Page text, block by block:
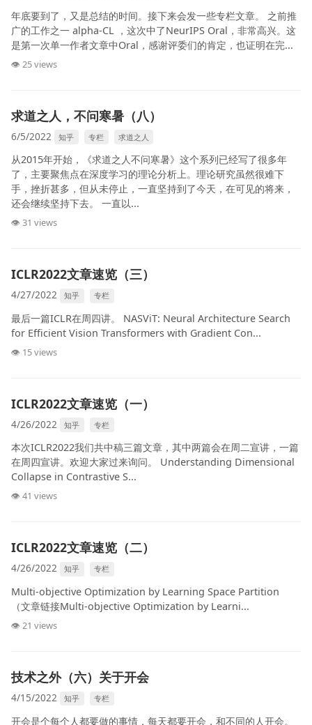
年底要到了，又是总结的时间。接下来会发一些专栏文章。 之前推
广的工作之一 alpha-CL ，这次中了NeurIPS Oral，非常高兴。这
是第一次单一作者文章中Oral，感谢评委们的肯定，也证明在完...
👁 25 views
求道之人，不问寒暑（八）
6/5/2022 知乎 专栏 求道之人
从2015年开始，《求道之人不问寒暑》这个系列已经写了很多年
了，主要聚焦点在深度学习的理论分析上。理论研究虽然很难下
手，挫折甚多，但从未停止，一直坚持到了今天，在可见的将来，
还会继续坚持下去。 一直以...
👁 31 views
ICLR2022文章速览（三）
4/27/2022 知乎 专栏
最后一篇ICLR在周四讲。 NASViT: Neural Architecture Search
for Efficient Vision Transformers with Gradient Con...
👁 15 views
ICLR2022文章速览（一）
4/26/2022 知乎 专栏
本次ICLR2022我们共中稿三篇文章，其中两篇会在周二宣讲，一篇
在周四宣讲。欢迎大家过来询问。 Understanding Dimensional
Collapse in Contrastive S...
👁 41 views
ICLR2022文章速览（二）
4/26/2022 知乎 专栏
Multi-objective Optimization by Learning Space Partition
（文章链接Multi-objective Optimization by Learni...
👁 21 views
技术之外（六）关于开会
4/15/2022 知乎 专栏
开会是个每个人都要做的事情，每天都要开会，和不同的人开会。